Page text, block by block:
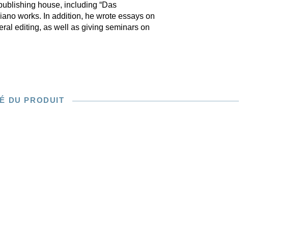
house, including “Das
works. In addition, he wrote essays on
editing, as well as giving seminars on
DU PRODUIT